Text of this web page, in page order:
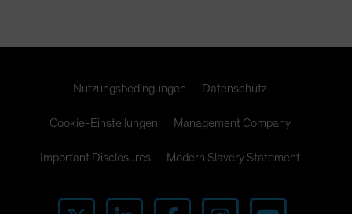
Nutzungsbedingungen Datenschutz
Cookie-Einstellungen Management Company
Important Disclosures Modern Slavery Statement